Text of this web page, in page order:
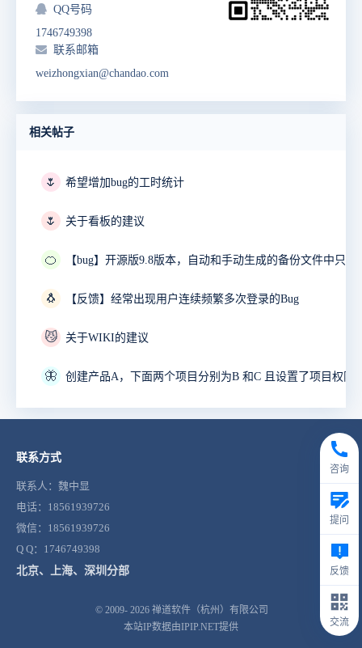
QQ号码
1746749398
联系邮箱
weizhongxian@chandao.com
相关帖子
🌷 希望增加bug的工时统计
🌷 关于看板的建议
🍊
🐧 【反馈】经常出现用户连续频繁多次登录的Bug
😼 关于WIKI的建议
🦋
联系方式
联系人：魏中显
电话：18561939726
微信：18561939726
Q Q：1746749398
北京、上海、深圳分部
© 2009- 2026 禅道软件（杭州）有限公司
本站IP数据由IPIP.NET提供
咨询
提问
反馈
交流